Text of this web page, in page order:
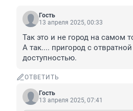
Гость
13 апреля 2025, 00:33
Так это и не город на самом
А так.... пригород с
доступностью.
ОТВЕТИТЬ
Гость
13 апреля 2025, 07:41